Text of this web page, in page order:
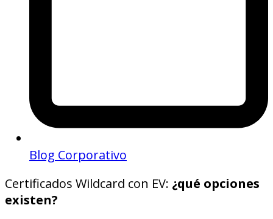
Blog Corporativo
Certificados Wildcard con EV: ¿qué opciones
existen?